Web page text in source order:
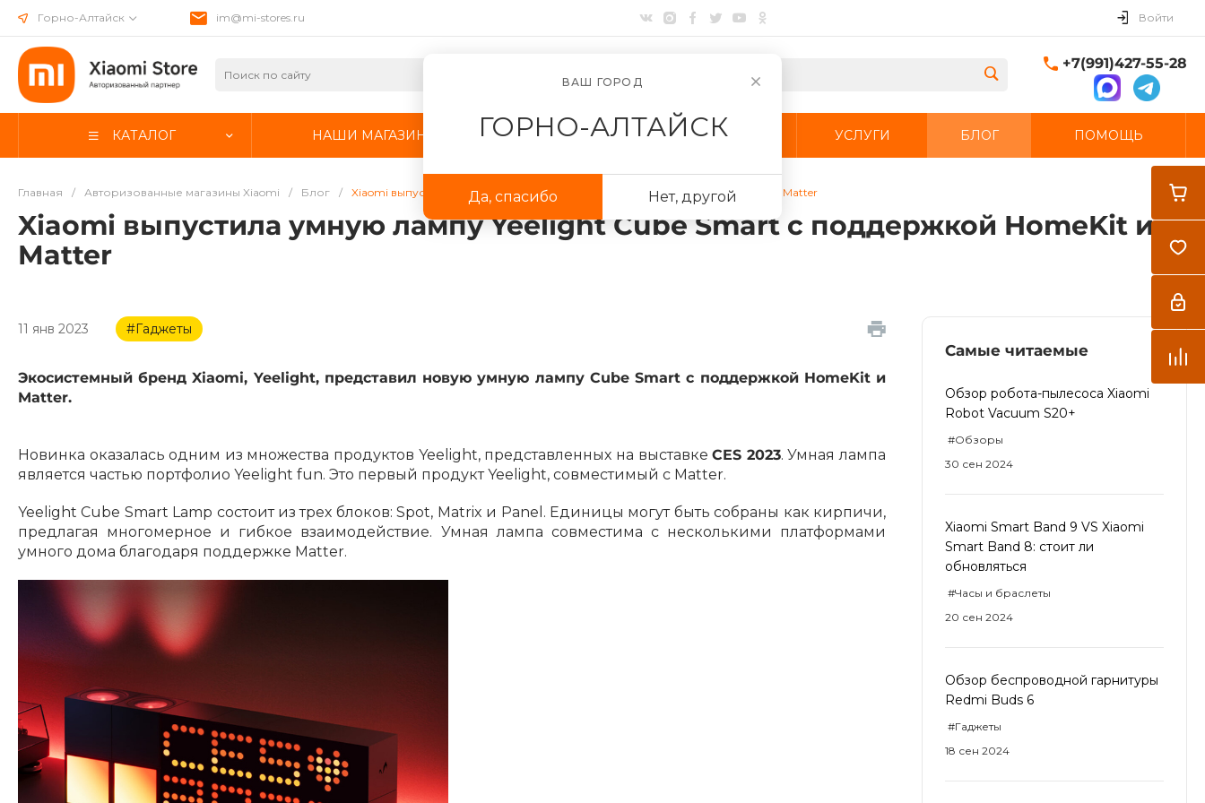
Закрыть
Для клиентов всех банков
График платежей
25%
Оставшиеся
Горно-Алтайск
ВАШ ГОРОД
ГОРНО-АЛТАЙСК
Да, спасибо Нет, другой
im@mi-stores.ru Войти
+7(991)427-55-28
КАТАЛОГ НАШИ МАГАЗИНЫ АКЦИИ КОМПАНИЯ УСЛУГИ БЛОГ ПОМОЩЬ
Главная / Авторизованные магазины Xiaomi / Блог / Xiaomi выпустила умную лампу Yeelight Cube Smart с поддержкой HomeKit и Matter
Xiaomi выпустила умную лампу Yeelight Cube Smart с поддержкой HomeKit и
Matter
Самые читаемые
Обзор робота-пылесоса Xiaomi
Robot Vacuum S20+
#Обзоры
30 сен 2024
Xiaomi Smart Band 9 VS Xiaomi
Smart Band 8: стоит ли
обновляться
#Часы и браслеты
20 сен 2024
Обзор беспроводной гарнитуры
Redmi Buds 6
#Гаджеты
18 сен 2024
11 янв 2023 #Гаджеты
Экосистемный бренд Xiaomi, Yeelight, представил новую умную лампу Cube Smart с поддержкой HomeKit и
Matter.
Новинка оказалась одним из множества продуктов Yeelight, представленных на выставкеCES 2023. Умная лампа
является частью портфолио Yeelight fun. Это первый продукт Yeelight, совместимый с Matter.
Yeelight Cube Smart Lamp состоит из трех блоков: Spot, Matrix и Panel. Единицы могут быть собраны как кирпичи,
предлагая многомерное и гибкое взаимодействие. Умная лампа совместима с несколькими платформами
умного дома благодаря поддержке Matter.